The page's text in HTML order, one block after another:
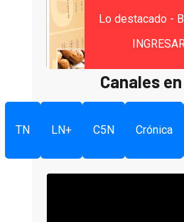
Lo destacado -
Canales
TN LN+ C5N Crónica